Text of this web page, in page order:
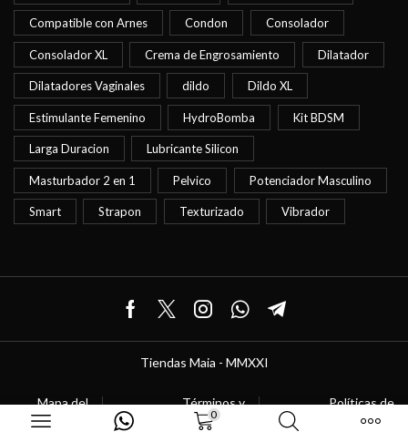
Compatible con Arnes Condon Consolador
Consolador XL Crema de Engrosamiento Dilatador
Dilatadores Vaginales dildo Dildo XL
Estimulante Femenino HydroBomba Kit BDSM
Larga Duracion Lubricante Silicon
Masturbador 2 en 1 Pelvico Potenciador Masculino
Smart Strapon Texturizado Vibrador
Facebook
TwitterInstagram
WhatsappTelegram
Tiendas Maia - MMXXI
Mapa del
Términos y
Condiciones
Políticas de
Privacidad
0